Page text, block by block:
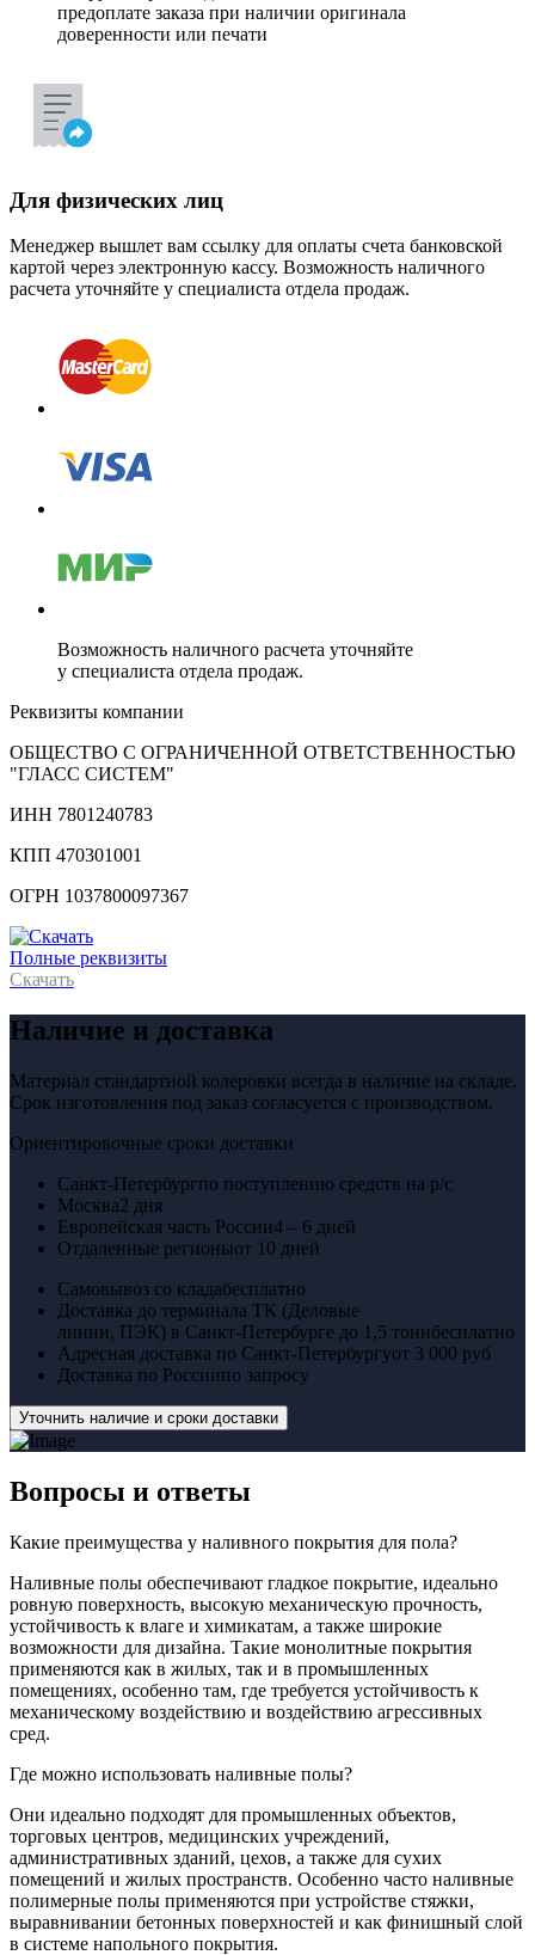
предоплате заказа при наличии оригинала
доверенности или печати
Для физических лиц
Менеджер вышлет вам ссылку для оплаты счета банковской
картой через электронную кассу. Возможность наличного
расчета уточняйте у специалиста отдела продаж.
Возможность наличного расчета уточняйте
у специалиста отдела продаж.
Реквизиты компании
ОБЩЕСТВО С ОГРАНИЧЕННОЙ ОТВЕТСТВЕННОСТЬЮ
"ГЛАСС СИСТЕМ"
ИНН 7801240783
КПП 470301001
ОГРН 1037800097367
Полные реквизиты
Скачать
Наличие и доставка
Материал стандартной колеровки всегда в наличие на складе.
Срок изготовления под заказ согласуется с производством.
Ориентировочные сроки доставки
Санкт-Петербургпо поступлению средств на р/с
Москва2 дня
Европейская часть России4 – 6 дней
Отдаленные регионыот 10 дней
Самовывоз со кладабесплатно
Доставка до терминала ТК (Деловые
линии, ПЭК) в Санкт-Петербурге до 1,5 тоннбесплатно
Адресная доставка по Санкт-Петербургуот 3 000 руб
Доставка по Россиипо запросу
Уточнить наличие и сроки доставки
Вопросы и ответы
Какие преимущества у наливного покрытия для пола?
Наливные полы обеспечивают гладкое покрытие, идеально
ровную поверхность, высокую механическую прочность,
устойчивость к влаге и химикатам, а также широкие
возможности для дизайна. Такие монолитные покрытия
применяются как в жилых, так и в промышленных
помещениях, особенно там, где требуется устойчивость к
механическому воздействию и воздействию агрессивных
сред.
Где можно использовать наливные полы?
Они идеально подходят для промышленных объектов,
торговых центров, медицинских учреждений,
административных зданий, цехов, а также для сухих
помещений и жилых пространств. Особенно часто наливные
полимерные полы применяются при устройстве стяжки,
выравнивании бетонных поверхностей и как финишный слой
в системе напольного покрытия.